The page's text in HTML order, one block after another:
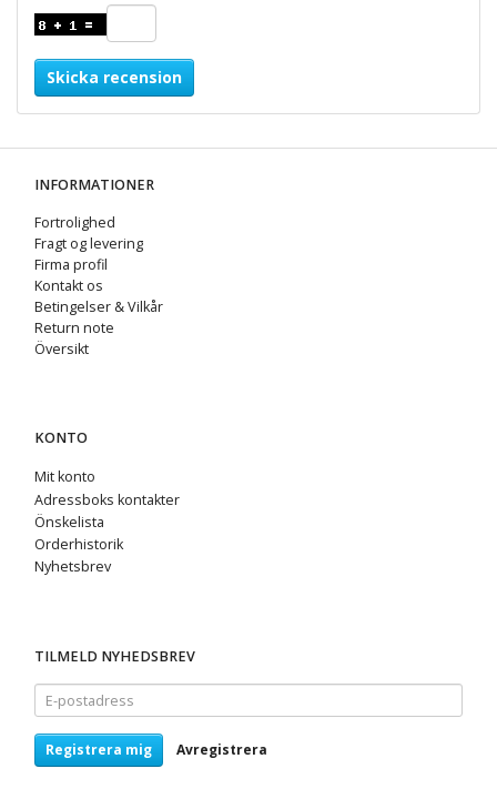
Skicka recension
INFORMATIONER
Fortrolighed
Fragt og levering
Firma profil
Kontakt os
Betingelser & Vilkår
Return note
Översikt
KONTO
Mit konto
Adressboks kontakter
Önskelista
Orderhistorik
Nyhetsbrev
TILMELD NYHEDSBREV
E-
postadress
Registrera mig Avregistrera